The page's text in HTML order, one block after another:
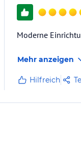
Moderne
Mehr anzeigen
Hilfreich